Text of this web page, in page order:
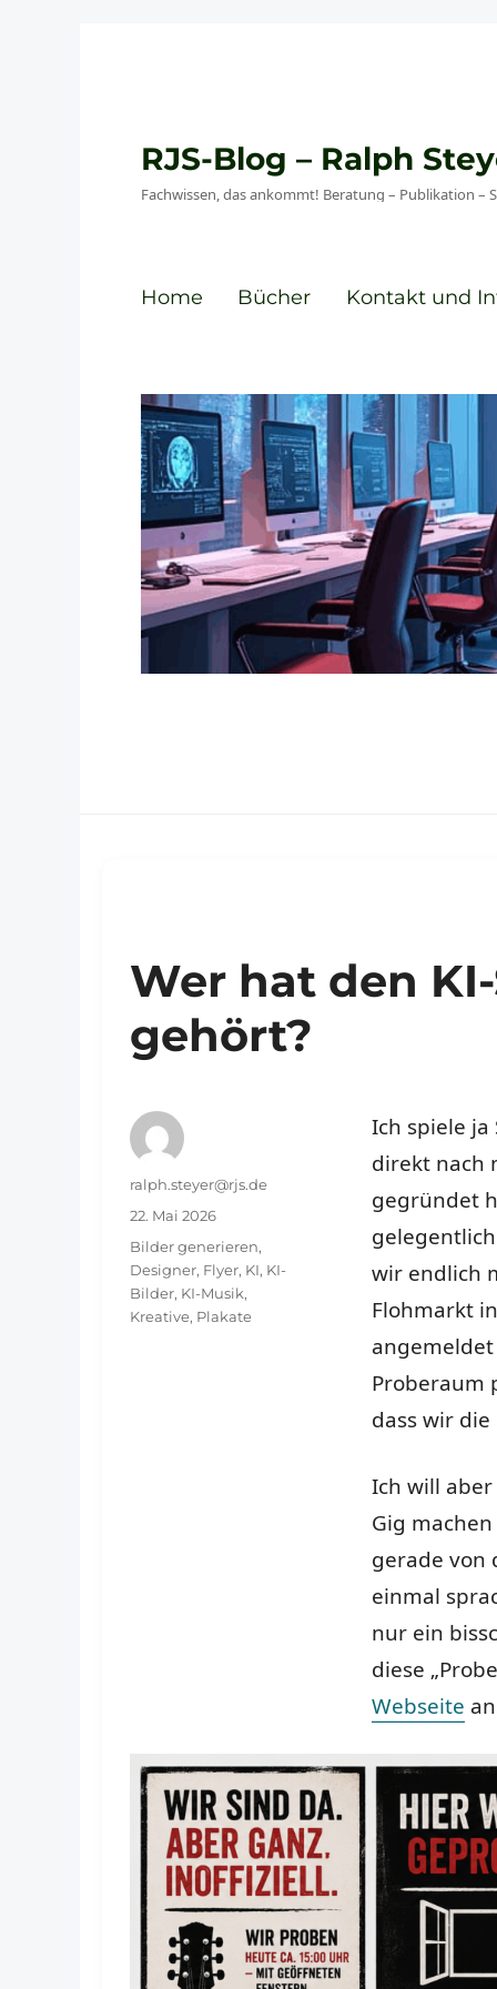
RJS-Blog – Ralph
Fachwissen, das ankommt! Beratung – Publikation –
Home Bücher Kontakt und
Wer hat den
gehört?
Ich spiele
direkt nach
gegründet
wir endlich
Flohmarkt
Proberaum
dass wir
Ich will
Gig
gerade von
einmal
nur ein
diese
Webseite
Autor
ralph.steyer@rjs.de
Veröffentlicht
am
22. Mai 2026
Schlagwörter
Bilder generieren,
Designer, Flyer, KI, KI-
Bilder, KI-Musik,
Kreative, Plakate